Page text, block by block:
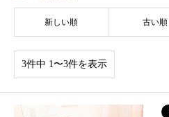
新しい順 古い順
3件中 1〜3件を表示